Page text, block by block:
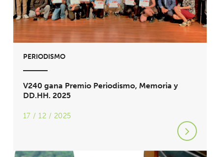
PERIODISMO
V240 gana Premio Periodismo, Memoria y
DD.HH. 2025
17 / 12 / 2025